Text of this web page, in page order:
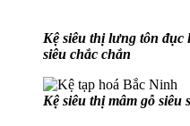
Kệ siêu thị lưng tôn đục
siêu chắc chắn
Kệ siêu thị mâm gỗ siêu